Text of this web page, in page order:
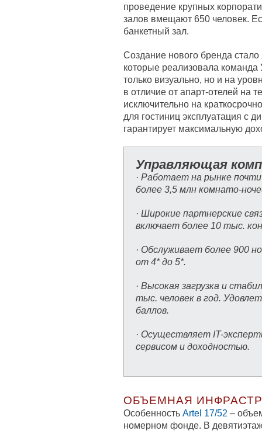
проведение крупных
залов вмещают 650 человек.
банкетный зал.
Создание нового бренда
которые реализовала
только визуально, но и на
в отличие от апарт-отелей на
исключительно на
для гостиниц эксплуатация с
гарантирует максимальную
Управляющая
· Работает на рынке
более 3,5 млн комнато-
· Широкие партнерские
включает более 10 тыс.
· Обслуживает более 900
от 4* до 5*.
· Высокая загрузка и
тыс. человек в год.
баллов.
· Осуществляет IT-
сервисом и доходностью.
ОБЪЕМНАЯ
Особенность Artel 17/52 –
номерном фонде. В